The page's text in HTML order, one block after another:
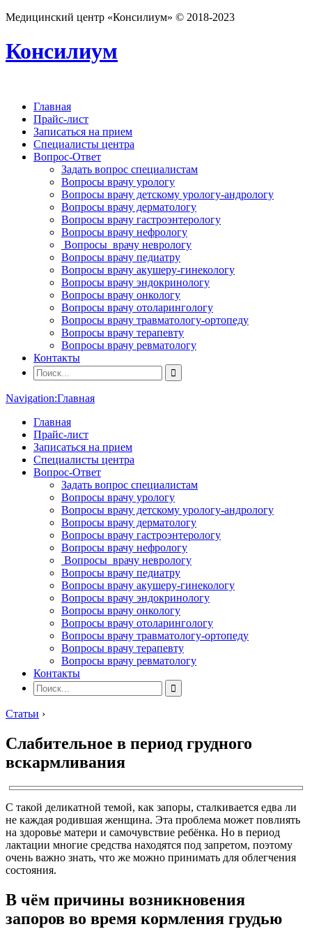
Медицинский центр «Консилиум» © 2018-2023
Консилиум
Главная
Прайс-лист
Записаться на прием
Специалисты центра
Вопрос-Ответ
Задать вопрос специалистам
Вопросы врачу урологу
Вопросы врачу детскому урологу-андрологу
Вопросы врачу дерматологу
Вопросы врачу гастроэнтерологу
Вопросы врачу нефрологу
Вопросы врачу неврологу
Вопросы врачу педиатру
Вопросы врачу акушеру-гинекологу
Вопросы врачу эндокринологу
Вопросы врачу онкологу
Вопросы врачу отоларингологу
Вопросы врачу травматологу-ортопеду
Вопросы врачу терапевту
Вопросы врачу ревматологу
Контакты
Navigation:Главная
Главная
Прайс-лист
Записаться на прием
Специалисты центра
Вопрос-Ответ
Задать вопрос специалистам
Вопросы врачу урологу
Вопросы врачу детскому урологу-андрологу
Вопросы врачу дерматологу
Вопросы врачу гастроэнтерологу
Вопросы врачу нефрологу
Вопросы врачу неврологу
Вопросы врачу педиатру
Вопросы врачу акушеру-гинекологу
Вопросы врачу эндокринологу
Вопросы врачу онкологу
Вопросы врачу отоларингологу
Вопросы врачу травматологу-ортопеду
Вопросы врачу терапевту
Вопросы врачу ревматологу
Контакты
Статьи ›
Слабительное в период грудного
вскармливания
С такой деликатной темой, как запоры, сталкивается едва ли
не каждая родившая женщина. Эта проблема может повлиять
на здоровье матери и самочувствие ребёнка. Но в период
лактации многие средства находятся под запретом, поэтому
очень важно знать, что же можно принимать для облегчения
состояния.
В чём причины возникновения
запоров во время кормления грудью